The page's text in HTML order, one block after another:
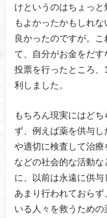
けというのはちょっ
もよかったかもしれ
良かったのですが。
て、自分がお金をだ
投票を行ったところ
利しました。
もちろん現実にはど
ず、例えば薬を供与
や適切に検査して治
などの社会的な活動
に、以前は永遠に供
あまり行われておら
いる人々を救うため